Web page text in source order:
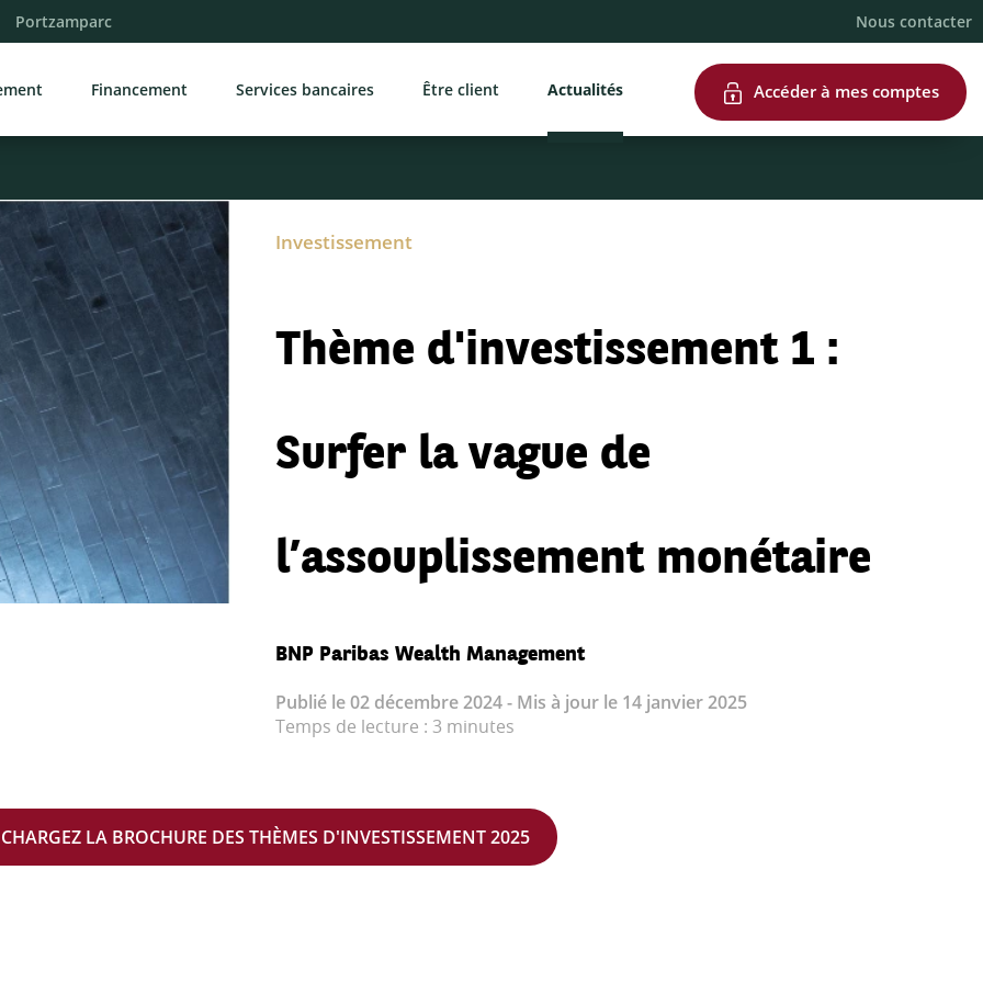
Portzamparc Nous contacter
Financement Services bancaires Être client Actualités Accéder à mes comptes
Investissement
Thème d'investissement 1 :
Surfer la vague de
l’assouplissement monétaire
BNP Paribas Wealth Management
Publié le 02 décembre 2024 - Mis à jour le 14 janvier 2025
Temps de lecture : 3 minutes
LA BROCHURE DES THÈMES D'INVESTISSEMENT 2025